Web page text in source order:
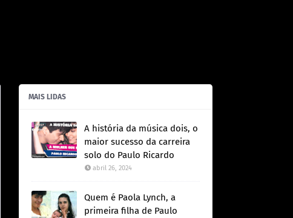
MAIS LIDAS
A história da música dois, o
maior sucesso da carreira
solo do Paulo Ricardo
abril 26, 2024
Quem é Paola Lynch, a
primeira filha de Paulo